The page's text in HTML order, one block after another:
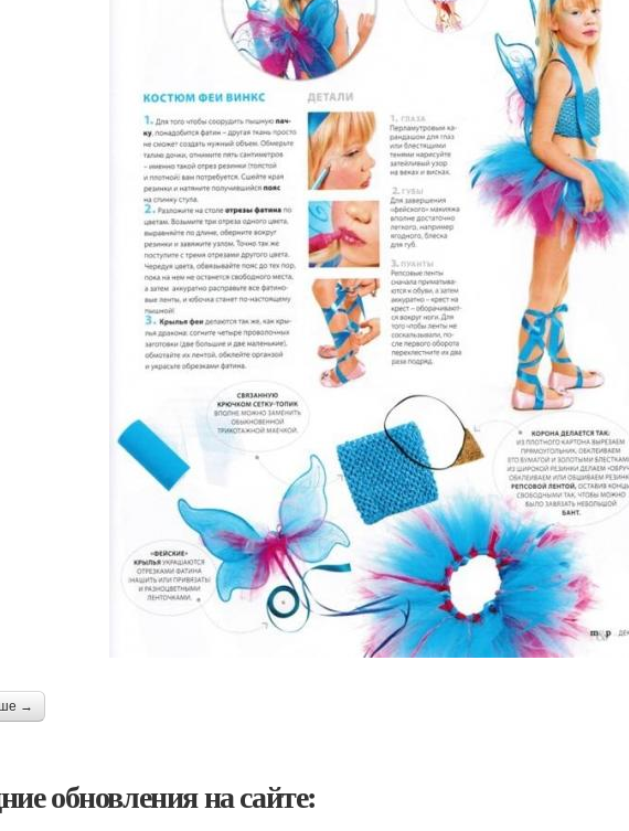
→
обновления на сайте: